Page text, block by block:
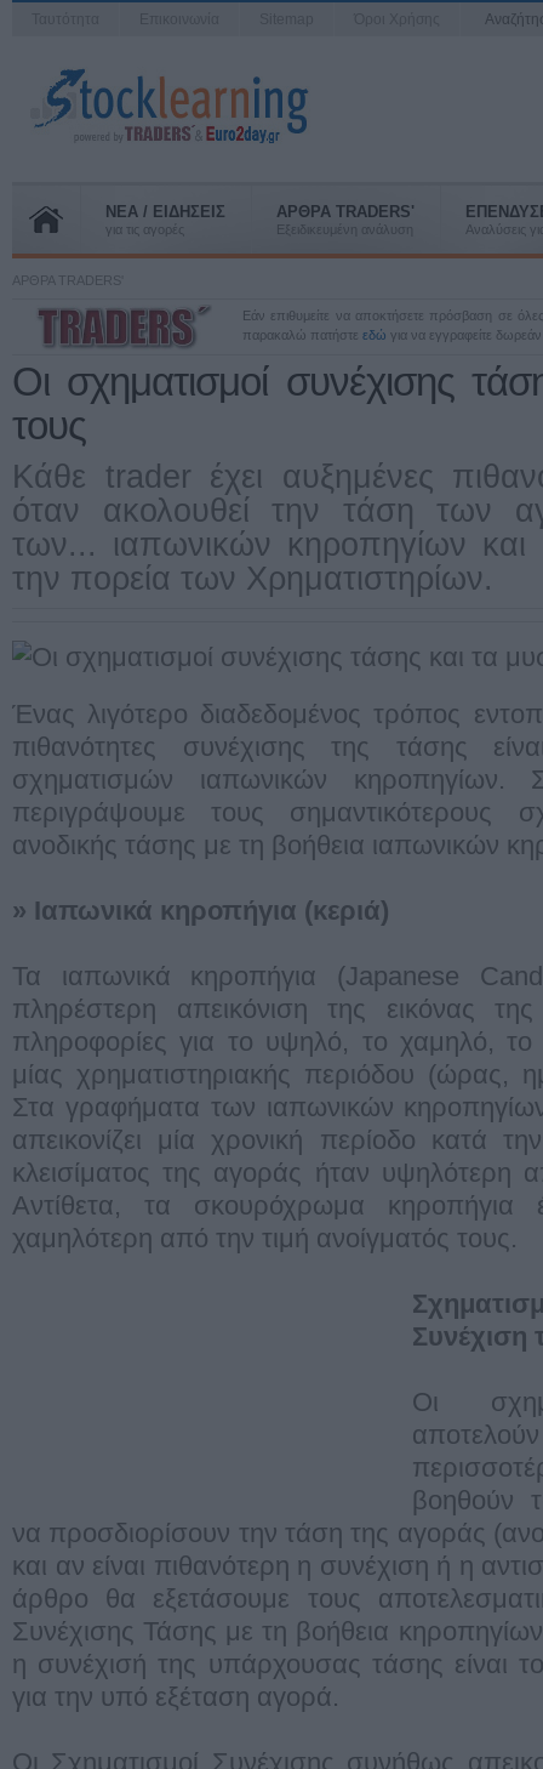
ΝΕΑ / ΕΙΔΗΣΕΙΣ
για τις αγορές
ΑΡΘΡΑ TRADERS'
Εξειδικευμένη ανάλυση Αναλύσεις
ΑΡΘΡΑ TRADERS'
Εάν επιθυμείτε να αποκτήσετε πρόσβαση σε όλες
παρακαλώ πατήστε εδώ για να εγγραφείτε δωρεάν
Oι σχηματισμοί συνέχισης
τους
Κάθε trader έχει αυξημένες
όταν ακολουθεί την τάση των
των... ιαπωνικών κηροπηγίων και
την πορεία των Χρηματιστηρίων.
Ένας λιγότερο διαδεδομένος τρόπος
πιθανότητες συνέχισης της τάσης
σχηματισμών ιαπωνικών
περιγράψουμε τους σημαντικότερους
ανοδικής τάσης με τη βοήθεια ιαπωνικών
» Ιαπωνικά κηροπήγια (κεριά)
Τα ιαπωνικά κηροπήγια (Japanese
πληρέστερη απεικόνιση της εικόνας
πληροφορίες για το υψηλό, το χαμηλό, το
μίας χρηματιστηριακής περιόδου (ώρας,
Στα γραφήματα των ιαπωνικών
απεικονίζει μία χρονική περίοδο κατά
κλεισίματος της αγοράς ήταν υψηλότερη
Αντίθετα, τα σκουρόχρωμα κηροπήγια
χαμηλότερη από την τιμή ανοίγματός τους.
Συνέχιση
Οι
βοηθούν
να προσδιορίσουν την τάση της αγοράς
και αν είναι πιθανότερη η συνέχιση ή η
άρθρο θα εξετάσουμε τους
Συνέχισης Τάσης με τη βοήθεια
η συνέχισή της υπάρχουσας τάσης είναι
για την υπό εξέταση αγορά.
Οι Σχηματισμοί Συνέχισης συνήθως